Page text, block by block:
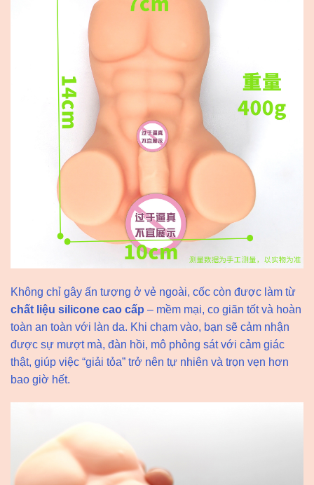
Không chỉ gây ấn tượng ở vẻ ngoài, cốc còn được làm từ
chất liệu silicone cao cấp – mềm mại, co giãn tốt và hoàn
toàn an toàn với làn da. Khi chạm vào, bạn sẽ cảm nhận
được sự mượt mà, đàn hồi, mô phỏng sát với cảm giác
thật, giúp việc “giải tỏa” trở nên tự nhiên và trọn vẹn hơn
bao giờ hết.